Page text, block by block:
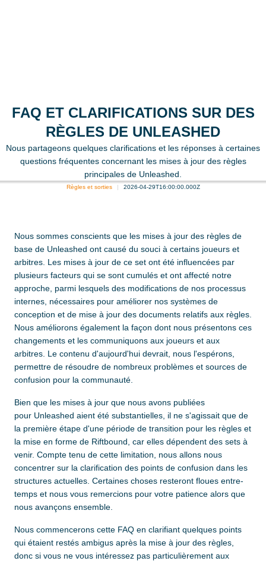
FAQ ET CLARIFICATIONS SUR DES
RÈGLES DE UNLEASHED
Nous partageons quelques clarifications et les réponses à certaines
questions fréquentes concernant les mises à jour des règles
principales de Unleashed.
Règles et sorties 2026-04-29T16:00:00.000Z
Nous sommes conscients que les mises à jour des règles de
base de Unleashed ont causé du souci à certains joueurs et
arbitres. Les mises à jour de ce set ont été influencées par
plusieurs facteurs qui se sont cumulés et ont affecté notre
approche, parmi lesquels des modifications de nos processus
internes, nécessaires pour améliorer nos systèmes de
conception et de mise à jour des documents relatifs aux règles.
Nous améliorons également la façon dont nous présentons ces
changements et les communiquons aux joueurs et aux
arbitres. Le contenu d'aujourd'hui devrait, nous l'espérons,
permettre de résoudre de nombreux problèmes et sources de
confusion pour la communauté.
Bien que les mises à jour que nous avons publiées
pour Unleashed aient été substantielles, il ne s'agissait que de
la première étape d'une période de transition pour les règles et
la mise en forme de Riftbound, car elles dépendent des sets à
venir. Compte tenu de cette limitation, nous allons nous
concentrer sur la clarification des points de confusion dans les
structures actuelles. Certaines choses resteront floues entre-
temps et nous vous remercions pour votre patience alors que
nous avançons ensemble.
Nous commencerons cette FAQ en clarifiant quelques points
qui étaient restés ambigus après la mise à jour des règles,
donc si vous ne vous intéressez pas particulièrement aux